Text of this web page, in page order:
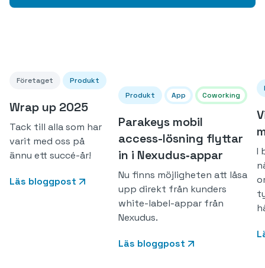
Företaget Produkt
Wrap up 2025
Tack till alla som har
varit med oss på
ännu ett succé-år!
Läs bloggpost
Produkt App Coworking
Parakeys mobil
access-lösning flyttar
in i Nexudus‑appar
Nu finns möjligheten att låsa
upp direkt från kunders
white-label-appar från
Nexudus.
Läs bloggpost
I